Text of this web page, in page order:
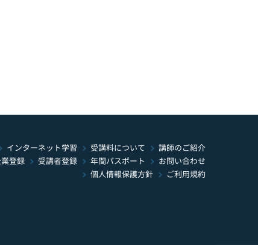
インターネット学習 受講料について 講師のご紹介
業登録 受講者登録 年間パスポート お問い合わせ
個人情報保護方針 ご利用規約